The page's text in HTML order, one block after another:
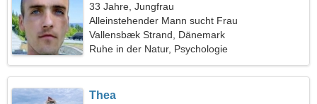
33 Jahre, Jungfrau
Alleinstehender Mann sucht Frau
Vallensbæk Strand, Dänemark
Ruhe in der Natur, Psychologie
Thea